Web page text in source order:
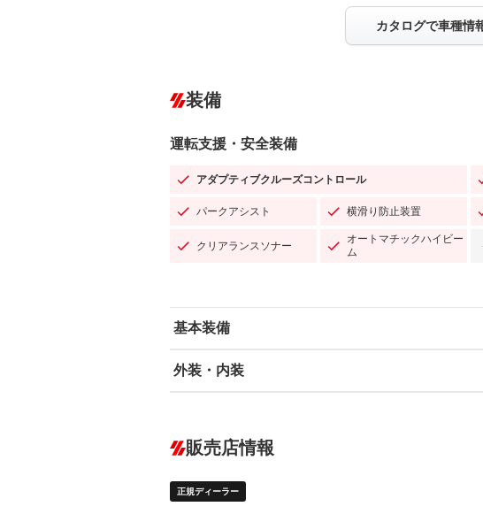
カタログで車種情
装備
運転支援・安全装備
アダプティブクルーズコントロール
パークアシスト 横滑り防止装置
クリアランスソナー
オートマチックハイビー
ム
基本装備
エアバッグ：運転席/助手席/サイド
－ ダウンヒルアシストコントロール
Bluetooth接続
外装・内装
オーディオ：ミュージックプレイヤー接続可
－
ヘッドライトウォッシャ
ー
販売店情報
正規ディーラー